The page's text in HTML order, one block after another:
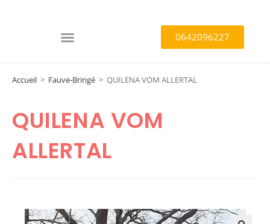
0642096227
Accueil > Fauve-Bringé > QUILENA VOM ALLERTAL
QUILENA VOM
ALLERTAL